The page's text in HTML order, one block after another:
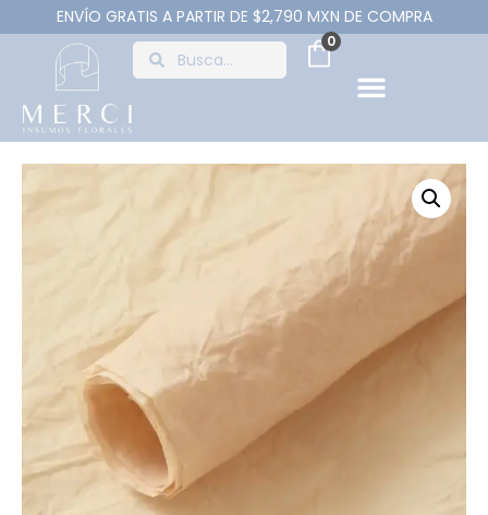
ENVÍO GRATIS A PARTIR DE $2,790 MXN DE COMPRA
0